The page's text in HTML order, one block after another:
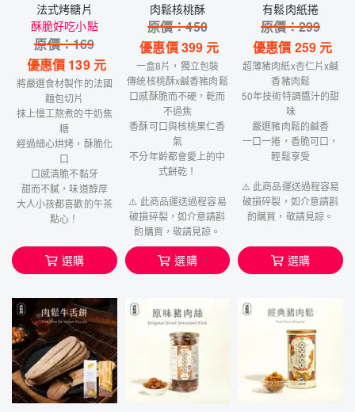
法式烤糖片
酥脆好吃小點
原價：169
優惠價 139元
將嚴選食材製作的法國
麵包切片
抹上慢工熬煮的牛奶焦
糖
經過細心烘烤，酥脆化
口
口感清脆不黏牙
甜而不膩，味道醇厚
大人小孩都喜歡的午茶
點心！
選購
肉鬆核桃酥
原價：450
優惠價399 元
一盒8片，獨立包裝
傳統核桃酥x鹹香豬肉鬆
口感酥脆而不硬，乾而
不過焦
香酥可口與核桃果仁香
氣
不分年齡都會愛上的中
式餅乾！
⚠️ 此商品運送過程容易
破損碎裂，如介意請斟
酌購買，敬請見諒。
選購
有鬆肉紙捲
原價：299
優惠價 259元
超薄豬肉紙x杏仁片x鹹
香豬肉鬆
50年技術特調醬汁的甜
味
嚴選豬肉鬆的鹹香
一口一捲，香脆可口，
輕鬆享受
⚠️ 此商品運送過程容易
破損碎裂，如介意請斟
酌購買，敬請見諒。
選購